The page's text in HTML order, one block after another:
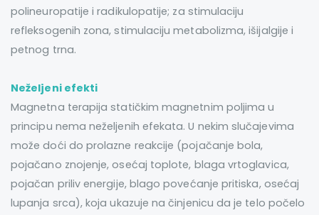
polineuropatije i radikulopatije; za stimulaciju
refleksogenih zona, stimulaciju metabolizma, išijalgije i
petnog trna.
Neželjeni efekti
Magnetna terapija statičkim magnetnim poljima u
principu nema neželjenih efekata. U nekim slučajevima
može doći do prolazne reakcije (pojačanje bola,
pojačano znojenje, osećaj toplote, blaga vrtoglavica,
pojačan priliv energije, blago povećanje pritiska, osećaj
lupanja srca), koja ukazuje na činjenicu da je telo počelo